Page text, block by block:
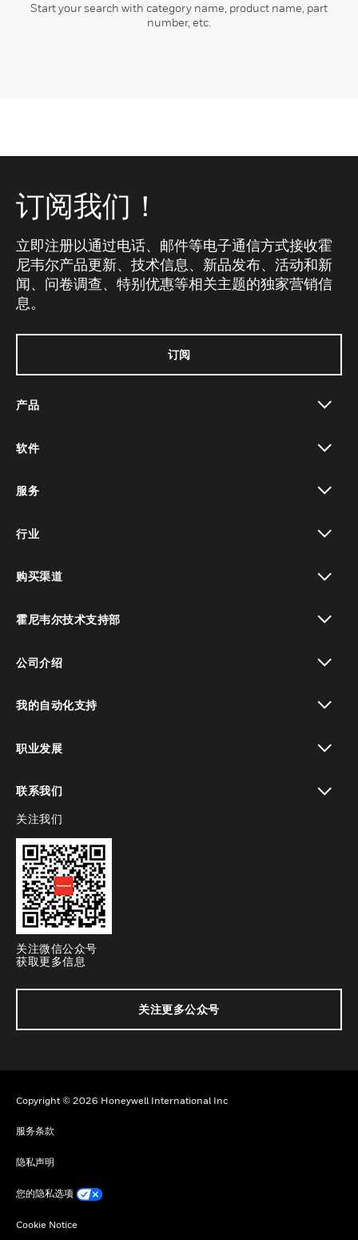
Start your search with category name, product name, part
number, etc.
订阅我们！
立即注册以通过电话、邮件等电子通信方式接收霍
尼韦尔产品更新、技术信息、新品发布、活动和新
闻、问卷调查、特别优惠等相关主题的独家营销信
息。
订阅
产品
软件
服务
行业
购买渠道
霍尼韦尔技术支持部
公司介绍
我的自动化支持
职业发展
联系我们
toggle view
关注我们
关注微信公众号
获取更多信息
关注更多公众号
Copyright © 2026 Honeywell International Inc
服务条款
隐私声明
您的隐私选项
Cookie Notice